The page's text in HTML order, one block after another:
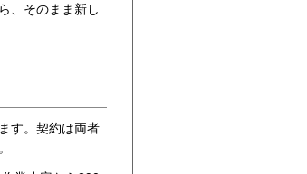
、そのまま新し
す。契約は両者